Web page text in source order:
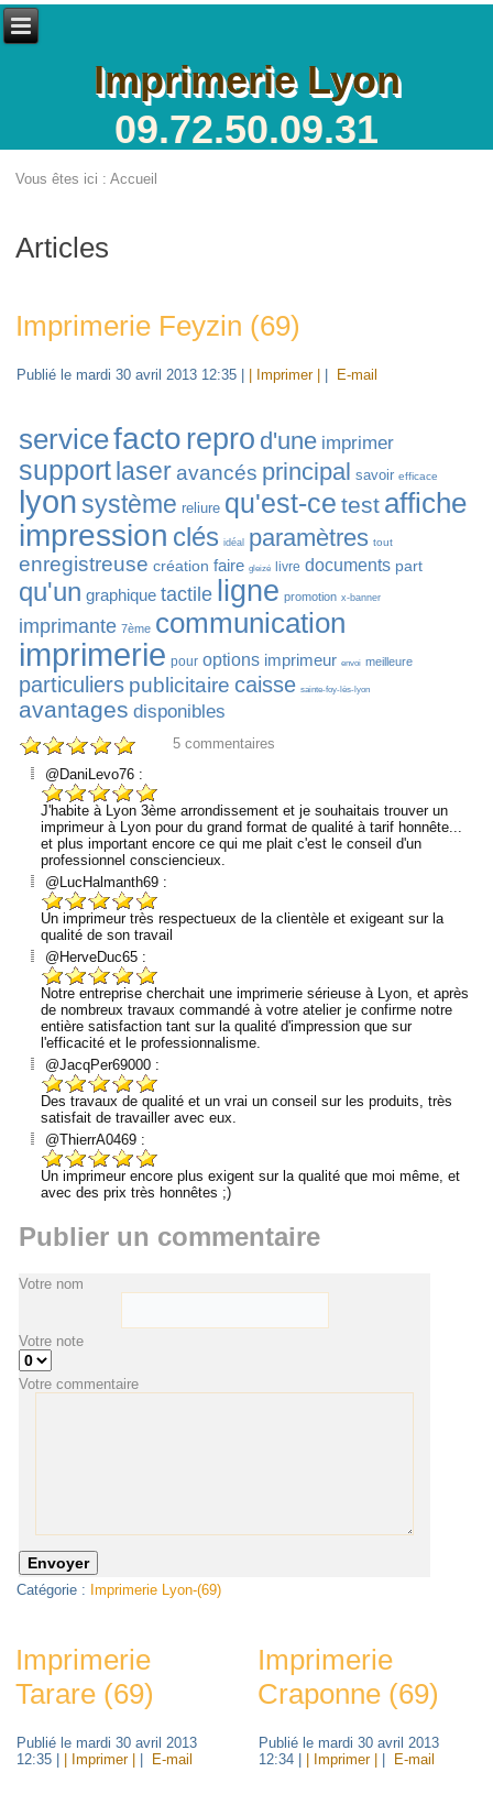
Imprimerie Lyon
09.72.50.09.31
Vous êtes ici :Accueil
Articles
Imprimerie Feyzin (69)
Publié le mardi 30 avril 2013 12:35 | Imprimer | E-mail
servicefacto repro d'une imprimer
support laser avancés principal savoir efficace
lyon système reliure qu'est-ce test affiche
impression clés idéal paramètres tout
enregistreuse création faire gleizé livre documents part
qu'un graphique tactile ligne promotion x-banner
imprimante 7ème communication
imprimerie pour options imprimeur envoi meilleure
particuliers publicitaire caisse sainte-foy-lès-lyon
avantages disponibles
5 commentaires
@DaniLevo76 :
J'habite à Lyon 3ème arrondissement et je souhaitais trouver un
imprimeur à Lyon pour du grand format de qualité à tarif honnête...
et plus important encore ce qui me plait c'est le conseil d'un
professionnel consciencieux.
@LucHalmanth69 :
Un imprimeur très respectueux de la clientèle et exigeant sur la
qualité de son travail
@HerveDuc65 :
Notre entreprise cherchait une imprimerie sérieuse à Lyon, et après
de nombreux travaux commandé à votre atelier je confirme notre
entière satisfaction tant sur la qualité d'impression que sur
l'efficacité et le professionnalisme.
@JacqPer69000 :
Des travaux de qualité et un vrai un conseil sur les produits, très
satisfait de travailler avec eux.
@ThierrA0469 :
Un imprimeur encore plus exigent sur la qualité que moi même, et
avec des prix très honnêtes ;)
Publier un commentaire
Votre nom
Votre note
Votre commentaire
Catégorie : Imprimerie Lyon-(69)
Imprimerie
Tarare (69)
Publié le mardi 30 avril 2013
12:35
| Imprimer | E-mail
Imprimerie
Craponne (69)
Publié le mardi 30 avril 2013
12:34| | Imprimer | E-mail